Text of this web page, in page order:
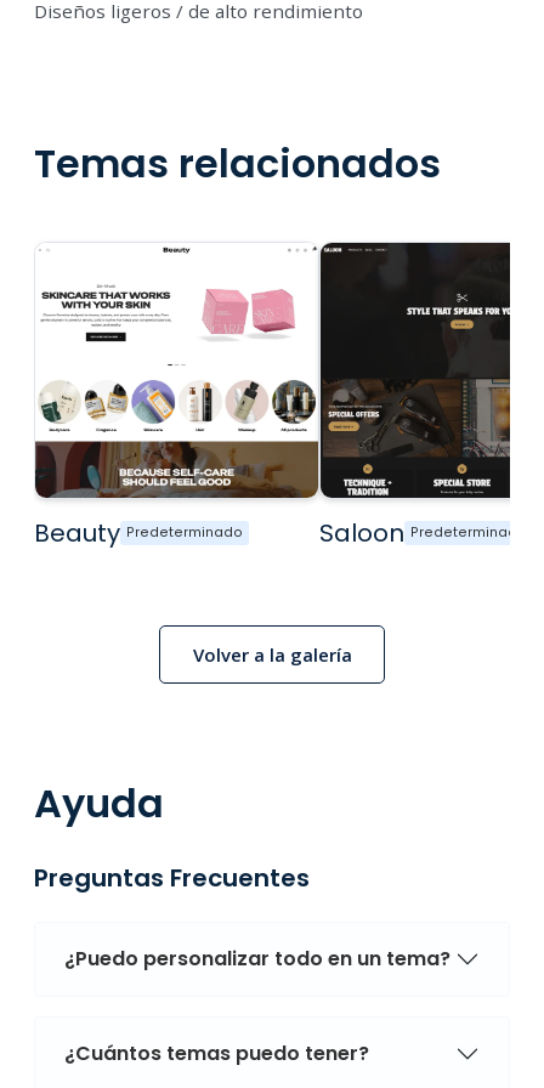
Diseños ligeros / de alto rendimiento
Temas relacionados
Beauty Predeterminado Saloon Predeterminado
Volver a la galería
Ayuda
Preguntas Frecuentes
¿Puedo personalizar todo en un tema?
¿Cuántos temas puedo tener?